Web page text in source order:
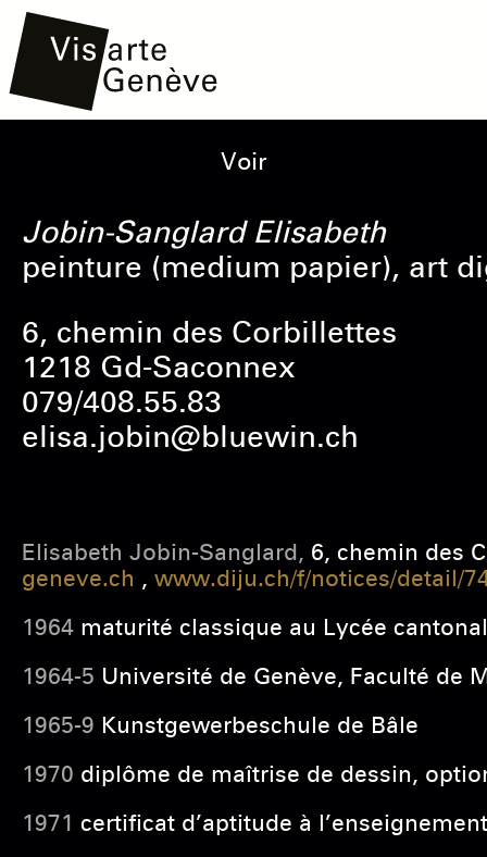
principal
Voir
Jobin-Sanglard Elisabeth
peinture (medium papier), art
6, chemin des Corbillettes
1218 Gd-Saconnex
079/408.55.83
elisa.jobin@bluewin.ch
Elisabeth Jobin-Sanglard, 6, chemin des
geneve.ch , www.diju.ch/f/notices/detail/
1964maturité classique au Lycée
1964-5 Université de Genève, Faculté de
1965-9 Kunstgewerbeschule de Bâle
1970 diplôme de maîtrise de dessin,
1971 certificat d’aptitude à